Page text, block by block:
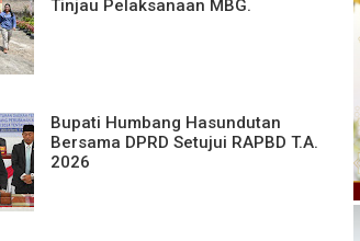
Tinjau Pelaksanaan MBG.
Bupati Humbang Hasundutan
Bersama DPRD Setujui RAPBD T.A.
2026